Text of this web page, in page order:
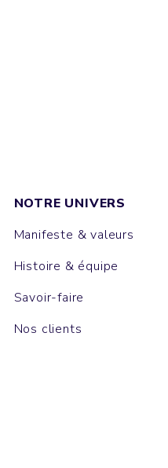
NOTRE UNIVERS
Manifeste & valeurs
Histoire & équipe
Savoir-faire
Nos clients